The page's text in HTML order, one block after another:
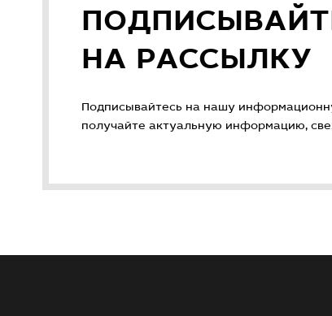
НА РАССЫЛКУ
Подписывайтесь на нашу
получайте актуальную информацию,